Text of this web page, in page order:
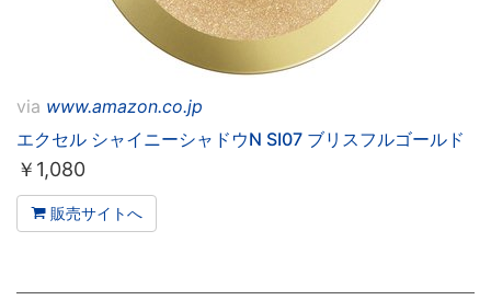
via www.amazon.co.jp
エクセル シャイニーシャドウN SI07 ブリスフルゴールド
￥ 1,080
販売サイトへ